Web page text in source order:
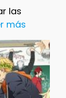
las
más